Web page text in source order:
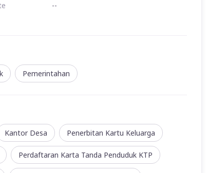
--
Pemerintahan
Kantor Desa Penerbitan Kartu Keluarga
Perdaftaran Karta Tanda Penduduk KTP